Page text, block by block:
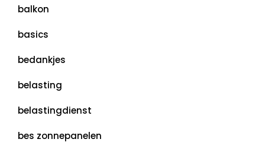
balkon
basics
bedankjes
belasting
belastingdienst
bes zonnepanelen